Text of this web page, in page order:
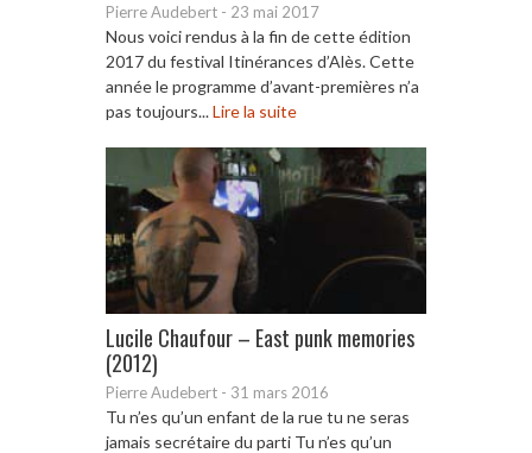
Pierre Audebert - 23 mai 2017
Nous voici rendus à la fin de cette édition
2017 du festival Itinérances d’Alès. Cette
année le programme d’avant-premières n’a
pas toujours...Lire la suite
Lucile Chaufour – East punk memories
(2012)
Pierre Audebert - 31 mars 2016
Tu n’es qu’un enfant de la rue tu ne seras
jamais secrétaire du parti Tu n’es qu’un